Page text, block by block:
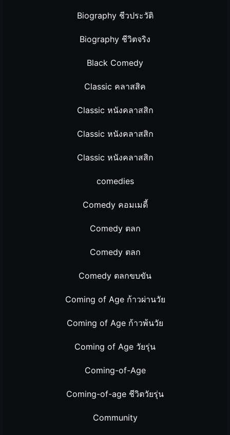
Biography ชีวประวัติ
Biography ชีวิตจริง
Black Comedy
Classic คลาสสิค
Classic หนังคลาสสิก
Classic หนังคลาสสิก
Classic หนังคลาสสิก
comedies
Comedy คอมเมดี้
Comedy ตลก
Comedy ตลก
Comedy ตลกขบขัน
Coming of Age ก้าวผ่านวัย
Coming of Age ก้าวพ้นวัย
Coming of Age วัยรุ่น
Coming-of-Age
Coming-of-age ชีวิตวัยรุ่น
Community